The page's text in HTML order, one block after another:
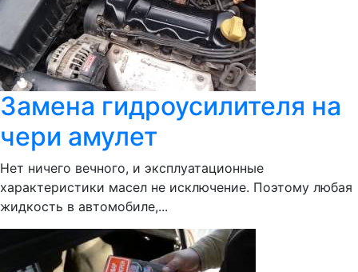
Замена гидроусилителя на
чери амулет
Нет ничего вечного, и эксплуатационные
характеристики масел не исключение. Поэтому любая
жидкость в автомобиле,...